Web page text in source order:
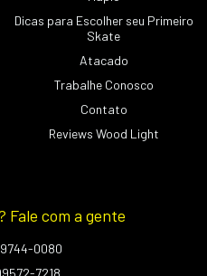
Dicas para Escolher seu Primeiro
Skate
Atacado
Trabalhe Conosco
Contato
Reviews Wood Light
Fale com a gente
0080